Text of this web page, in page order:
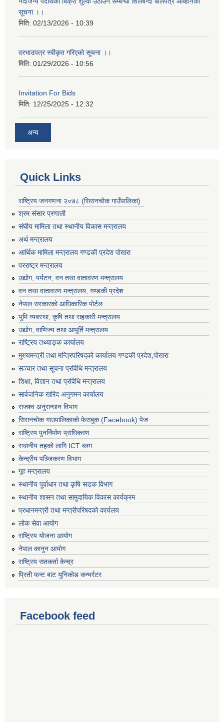
सूचना ।।
मिति: 02/13/2026 - 10:39
दरभाउपत्र स्वीकृत गरिएको सूचना ।।
मिति: 01/29/2026 - 10:56
Invitation For Bids
मिति: 12/25/2025 - 12:32
अन्य
Quick Links
राष्ट्रिय जनगणना २०७८ (सिरानचोक गाउँपालिका)
श्रम संसार प्रणाली
संघीय मामिला तथा स्थानीय विकास मन्त्रालय
अर्थ मन्त्रालय
आर्थिक मामिला मन्त्रालय गण्डकी प्रदेश पोखरा
परराष्ट्र मन्त्रालय
उद्योग, पर्यटन, वन तथा वातावरण मन्त्रालय
वन तथा वातावरण मन्त्रालय, गण्डकी प्रदेश
नेपाल सरकारको आधिकारिक पोर्टल
भुमि व्यबस्था, कृषि तथा सहकारी मन्त्रालय
उद्योग, वाणिज्य तथा आपूर्ति मन्त्रालय
राष्ट्रिय तथ्याङ्क कार्यालय
मुख्यमन्त्री तथा मन्त्रिपरिषद्को कार्यालय गण्डकी प्रदेश,पोखरा
सञ्‍चार तथा सूचना प्रविधि मन्त्रालय
शिक्षा, विज्ञान तथा प्रविधि मन्त्रालय
सार्वजनिक खरिद अनुगमन कार्यालय
राजश्व अनुसन्धान विभाग
सिरानचोक गाउपालिकाको फेसबुक (Facebook) पेज
राष्ट्रिय पुनर्निर्माण प्राघिकरण
स्थानीय तहको लागि ICT ब्लग
केन्द्रीय पञ्जिकरण विभाग
गृह मन्त्रालय
स्थानीय पूर्वाधार तथा कृषि सडक विभाग
स्थानीय शासन तथा सामुदायिक विकास कार्यक्रम
प्रधानमन्त्री तथा मन्त्रीपरिषदको कार्यलय
लोक सेवा आयोग
राष्ट्रिय योजना आयोग
नेपाल कानुन आयोग
राष्ट्रिय सतकर्ता केन्द्र
प्रिती फन्ट बाट युनिकोड कन्भर्रटर
Facebook feed